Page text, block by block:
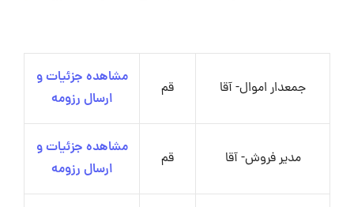
جمعدار اموال- آقا قم
مشاهده جزئیات و
ارسال رزومه
مدیر فروش- آقا قم
مشاهده جزئیات و
ارسال رزومه